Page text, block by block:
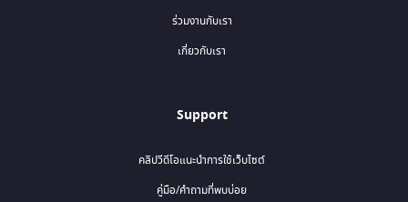
ร่วมงานกับเรา
เกี่ยวกับเรา
Support
คลิปวีดีโอแนะนำการใช้เว็บไซต์
คู่มือ/คำถามที่พบบ่อย